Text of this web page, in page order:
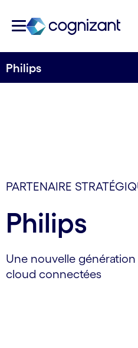
Philips
PARTENAIRE
Philips
Une nouvelle
cloud connectées